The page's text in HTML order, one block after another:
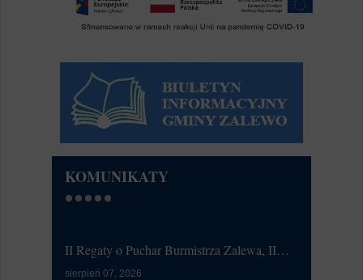
KOMUNIKATY
II Regaty o Puchar Burmistrza Zalewa, II…
sierpień 07, 2026